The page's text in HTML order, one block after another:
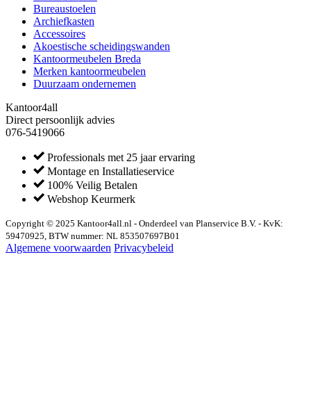
Bureaustoelen
Archiefkasten
Accessoires
Akoestische scheidingswanden
Kantoormeubelen Breda
Merken kantoormeubelen
Duurzaam ondernemen
Kantoor4all
Direct persoonlijk advies
076-5419066
Professionals met 25 jaar ervaring
Montage en Installatieservice
100% Veilig Betalen
Webshop Keurmerk
Copyright © 2025 Kantoor4all.nl - Onderdeel van Planservice B.V. - KvK:
59470925, BTW nummer: NL 853507697B01
Algemene voorwaarden Privacybeleid